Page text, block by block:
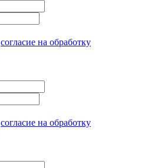
согласие на обработку
согласие на обработку